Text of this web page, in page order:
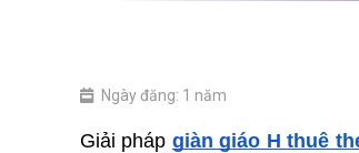
Ngày đăng: 1 năm
Giải pháp giàn giáo H thuê